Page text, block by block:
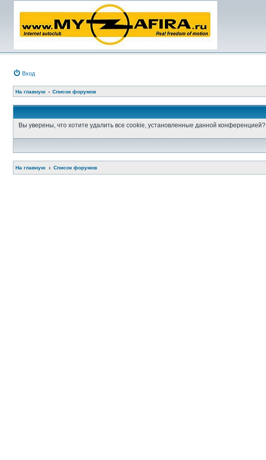
Вход
На главную Список форумов
Вы уверены, что хотите удалить все cookie, установленные данной конференцией?
На главную Список форумов